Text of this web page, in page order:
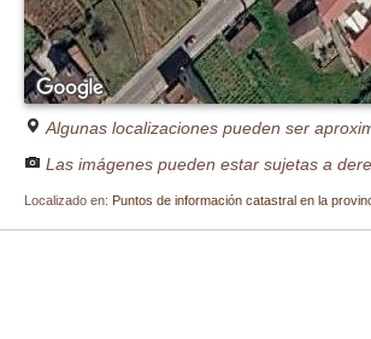
Algunas localizaciones pueden ser
Las imágenes pueden estar sujetas a
Localizado en: Puntos de información catastral en la